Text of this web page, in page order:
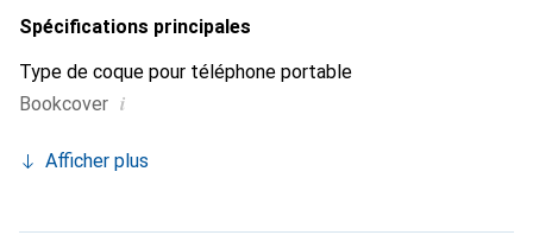
Spécifications principales
Type de coque pour téléphone portable
Bookcover i
Afficher plus